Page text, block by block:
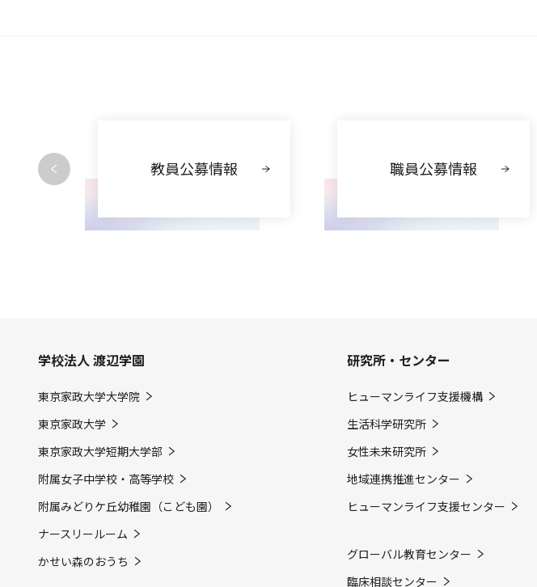
教員公募情報 職員公募情報
学校法人 渡辺学園
東京家政大学大学院
東京家政大学
東京家政大学短期大学部
附属女子中学校・高等学校
附属みどりケ丘幼稚園（こども園）
ナースリールーム
かせい森のおうち
研究所・センター
ヒューマンライフ支援機構
生活科学研究所
女性未来研究所
地域連携推進センター
ヒューマンライフ支援センター
グローバル教育センター
臨床相談センター